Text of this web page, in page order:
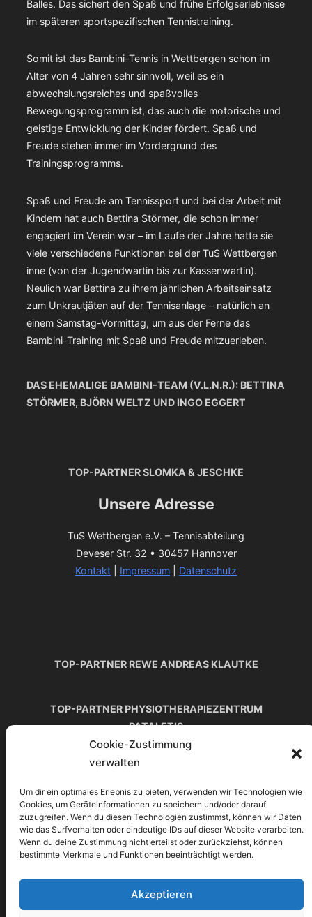
Cookie-Zustimmung
verwalten
Um dir ein optimales Erlebnis zu bieten, verwenden wir Technologien wie
Cookies, um Geräteinformationen zu speichern und/oder darauf
zuzugreifen. Wenn du diesen Technologien zustimmst, können wir Daten
wie das Surfverhalten oder eindeutige IDs auf dieser Website verarbeiten.
Wenn du deine Zustimmung nicht erteilst oder zurückziehst, können
bestimmte Merkmale und Funktionen beeinträchtigt werden.
Akzeptieren
Balles. Das sichert den Spaß und frühe Erfolgserlebnisse
im späteren sportspezifischen Tennistraining.
Somit ist das Bambini-Tennis in Wettbergen schon im
Alter von 4 Jahren sehr sinnvoll, weil es ein
abwechslungsreiches und spaßvolles
Bewegungsprogramm ist, das auch die motorische und
geistige Entwicklung der Kinder fördert. Spaß und
Freude stehen immer im Vordergrund des
Trainingsprogramms.
Spaß und Freude am Tennissport und bei der Arbeit mit
Kindern hat auch Bettina Störmer, die schon immer
engagiert im Verein war – im Laufe der Jahre hatte sie
viele verschiedene Funktionen bei der TuS Wettbergen
inne (von der Jugendwartin bis zur Kassenwartin).
Neulich war Bettina zu ihrem jährlichen Arbeitseinsatz
zum Unkrautjäten auf der Tennisanlage – natürlich an
einem Samstag-Vormittag, um aus der Ferne das
Bambini-Training mit Spaß und Freude mitzuerleben.
DAS EHEMALIGE BAMBINI-TEAM (V.L.N.R.): BETTINA
STÖRMER, BJÖRN WELTZ UND INGO EGGERT
TOP-PARTNER SLOMKA & JESCHKE
Unsere Adresse
TuS Wettbergen e.V. – Tennisabteilung
Deveser Str. 32 • 30457 Hannover
Kontakt
Impressum Datenschutz
TOP-PARTNER PHYSIOTHERAPIEZENTRUM
TOP-PARTNER H. VON ROON
TOP-PARTNER ALLIANZ-GENERALVERTRETUNG
Copyright © 2026 TuS Wettbergen Tennis Inspiro
ThemevonWPZOOM
Scroll
top